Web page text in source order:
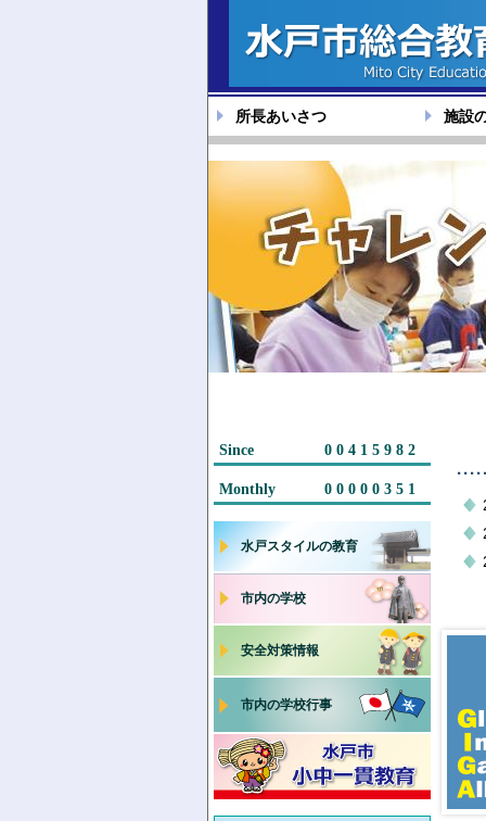
所長あいさつ 施設
Since 00415982
Monthly 00000351
水戸スタイルの教育
市内の学校
安全対策情報
市内の学校行事